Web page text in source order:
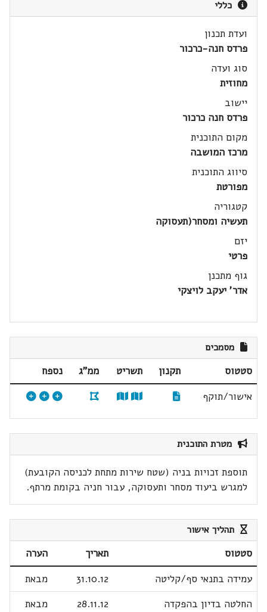
כללי
ועדת תכנון
פרדס חנה-כרכור
סוג ועדה
מחוזית
יישוב
פרדס חנה כרכור
מקום התוכנית
מרכז המושבה
סיווג התוכנית
מפורטת
קטגוריה
תעשיה ומסחר(תעסוקה
יזם
פרטי
גוף מתכנן
אדר' יעקב לויצקי
מסמכים
סטטוס תקנון תשריט ממ"ג
נספח
אישור/תוקף
מטרת התוכנית
תוספת זכויות בניה (שטח שירות מתחת לכניסה הקובעת)
למגרש ביעוד מסחר ותעסוקה, עבור חניה בקומת מרתף.
תהליך אישור
סטטוס תאריך
הערה
עמידה בתנאי סף/קליטה
31.10.12
מבאת
החלטה בדיון בהפקדה
28.11.12
מבאת